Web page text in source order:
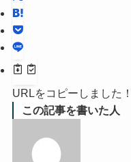
URLをコピーしました！
この記事を書いた人